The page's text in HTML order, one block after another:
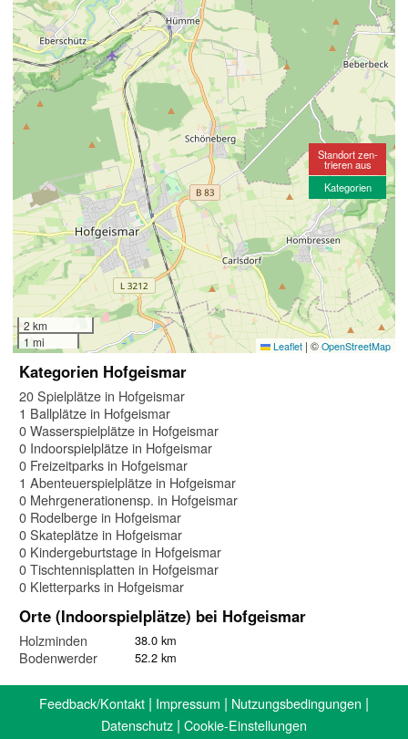
2 km
1 mi
Leaflet | © OpenStreetMap
Standort zen-
trieren aus
Kategorien
Kategorien Hofgeismar
20 Spielplätze in Hofgeismar
1 Ballplätze in Hofgeismar
0 Wasserspielplätze in Hofgeismar
0 Indoorspielplätze in Hofgeismar
0 Freizeitparks in Hofgeismar
1 Abenteuerspielplätze in Hofgeismar
0 Mehrgenerationensp. in Hofgeismar
0 Rodelberge in Hofgeismar
0 Skateplätze in Hofgeismar
0 Kindergeburtstage in Hofgeismar
0 Tischtennisplatten in Hofgeismar
0 Kletterparks in Hofgeismar
Orte (Indoorspielplätze) bei Hofgeismar
Holzminden 38.0 km
Bodenwerder 52.2 km
Feedback/Kontakt | Impressum | Nutzungsbedingungen |
Datenschutz | Cookie-Einstellungen